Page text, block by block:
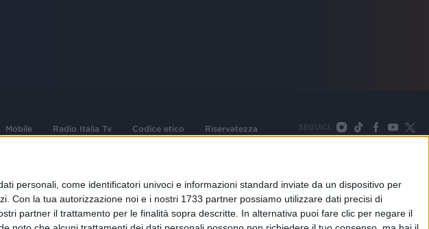
personali, come identificatori univoci e informazioni standard inviate da un dispositivo per
Con la tua autorizzazione noi e i nostri 1733 partner possiamo utilizzare dati precisi di
partner il trattamento per le finalità sopra descritte. In alternativa puoi fare clic per negare il
Mobile Radio Italia Tv Codice etico Riservatezza SEGUICI
Viale Europa 49, 20093 Cologno Monzese (Mi) |Tel. +39 02 254441 | Fax +39
Via Savona 97, 20144 Milano
TORNA SU